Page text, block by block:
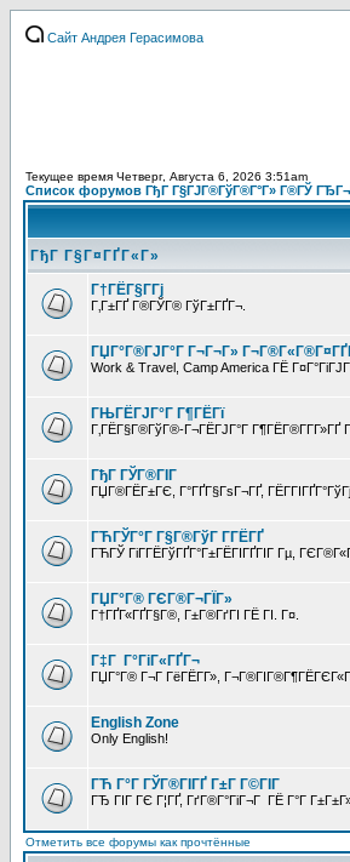
Сайт Андрея Герасимова
Текущее время Четверг, Августа 6, 2026 3:51am
Список форумов ГђГ Г§ГЈГ®ГўГ®Г°Г» Г®ГЎ
ГђГ Г§Г¤ГҐГ«Г»
Г†ГЁГ§Г­Гј
Г‚Г±ГҐ Г®ГЎГ® ГўГ±ГҐГ¬.
ГЏГ°Г®ГЈГ°Г Г¬Г¬Г»
Work & Travel, Camp America ГЁ
ГЊГЁГЈГ°Г Г¶ГЁГї
Г‚ГЁГ§Г®ГўГ®-Г¬ГЁГЈГ°Г Г¶ГЁГ®Г­Г­Г»ГҐ
ГђГ ГЎГ®ГІГ
ГЏГ®ГЁГ±ГЄ, Г°ГҐГ§ГѕГ¬ГҐ,
ГЋГЎГ°Г Г§Г®ГўГ Г­ГЁГҐ
ГЋГЎ ГіГ­ГЁГўГҐГ°Г±ГЁГІГҐГІГ Гµ,
ГЏГ°Г® ГЄГ®Г¬ГЇГ»
Г†ГҐГ«ГҐГ§Г®, Г±Г®ГґГІ ГЁ ГІ. Г¤.
Г‡Г Г°ГіГ«ГҐГ¬
ГЏГ°Г® Г¬Г ГёГЁГ­Г»,
English Zone
Only English!
ГЋ Г°Г ГЎГ®ГІГҐ Г±Г Г©ГІГ
ГЂ ГІГ ГЄ Г¦ГҐ, ГґГ®Г°ГіГ¬Г ГЁ Г°Г
Отметить все форумы как прочтённые